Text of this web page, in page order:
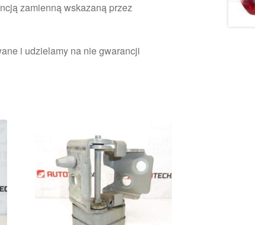
zamienną wskazaną przez
i udzielamy na nie gwarancji